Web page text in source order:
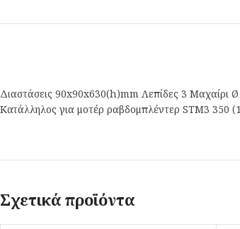
Διαστάσεις 90x90x630(h)mm Λεπίδες 3 Μαχαίρι
Κατάλληλος για μοτέρ ραβδομπλέντερ STM3 350
Σχετικά προϊόντα